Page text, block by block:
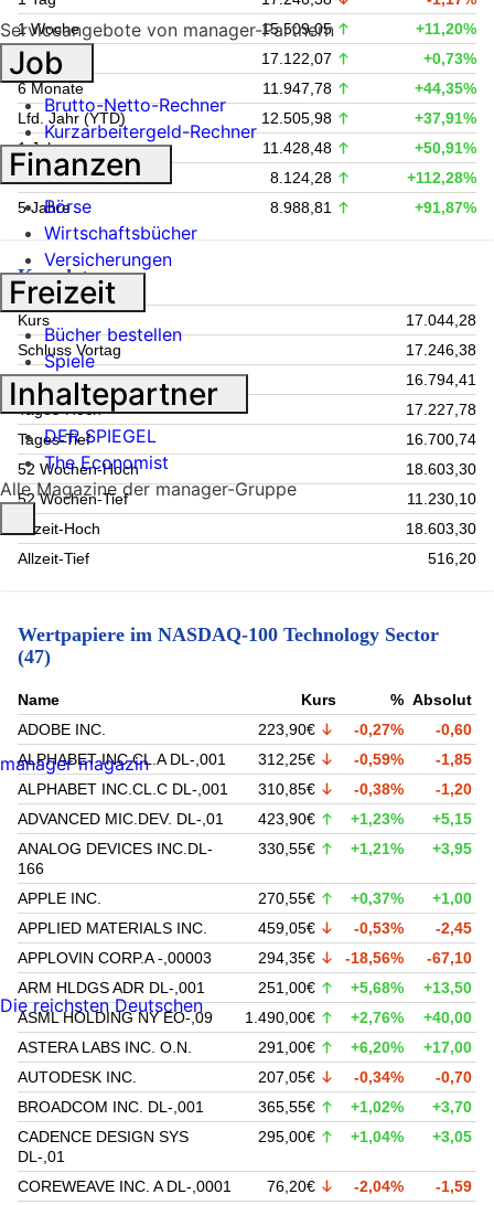
1 Woche
15.509,05
+11,20%
1 Monat
17.122,07
+0,73%
6 Monate
11.947,78
+44,35%
Lfd. Jahr (YTD)
12.505,98
+37,91%
1 Jahr
11.428,48
+50,91%
3 Jahre
8.124,28
+112,28%
5 Jahre
8.988,81 +91,87%
Kursdaten
Kurs
17.044,28
Schluss Vortag
17.246,38
Eröffnung
16.794,41
Tages-Hoch
17.227,78
Tages-Tief
16.700,74
52 Wochen-Hoch
18.603,30
52 Wochen-Tief
11.230,10
Allzeit-Hoch
18.603,30
Allzeit-Tief
516,20
Wertpapiere im NASDAQ-100 Technology Sector
(47)
Name Kurs % Absolut
ADOBE INC.
223,90€ -0,27%
-0,60
ALPHABET INC.CL.A DL-,001
312,25€ -0,59%
-1,85
ALPHABET INC.CL.C DL-,001
310,85€ -0,38%
-1,20
ADVANCED MIC.DEV. DL-,01
423,90€ +1,23%
+5,15
ANALOG DEVICES INC.DL-
166
330,55€ +1,21% +3,95
APPLE INC. 270,55€ +0,37%
+1,00
APPLIED MATERIALS INC.
459,05€ -0,53%
-2,45
APPLOVIN CORP.A -,00003
294,35€ -18,56%
-67,10
ARM HLDGS ADR DL-,001
251,00€ +5,68%
+13,50
ASML HOLDING NY EO-,09
1.490,00€ +2,76%
+40,00
ASTERA LABS INC. O.N.
291,00€ +6,20%
+17,00
AUTODESK INC.
207,05€ -0,34%
-0,70
BROADCOM INC. DL-,001
365,55€ +1,02%
+3,70
CADENCE DESIGN SYS
DL-,01
295,00€ +1,04% +3,05
COREWEAVE INC. A DL-,0001 76,20€ -2,04%
-1,59
Serviceangebote von manager-Partnern
Job
Brutto-Netto-Rechner
Kurzarbeitergeld-Rechner
Finanzen
Börse
Wirtschaftsbücher
Versicherungen
Freizeit
Bücher bestellen
Spiele
Inhaltepartner
DER SPIEGEL
The Economist
Alle Magazine der manager-Gruppe
manager magazin
Die reichsten Deutschen